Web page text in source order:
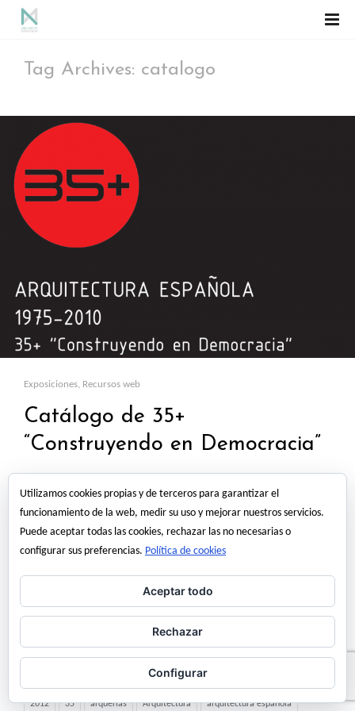
Tag Archives: catalogo
Exposiciones, Recursos web
Catálogo de 35+
“Construyendo en Democracia”
11 abril, 2012 angel martinez
2012 35 arquerias Arquitectura arquitectura española
Utilizamos cookies propias y de terceros para garantizar el
funcionamiento de la web, medir su uso y mejorar nuestros servicios.
Puede aceptar todas las cookies, rechazar las no necesarias o
configurar sus preferencias. Política de cookies
Aceptar todo
Rechazar
Configurar